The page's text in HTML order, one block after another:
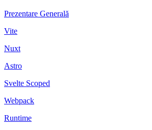
Prezentare Generală
Vite
Nuxt
Astro
Svelte Scoped
Webpack
Runtime